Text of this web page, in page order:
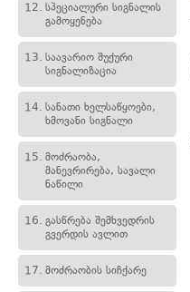
12. სპეციალური სიგნალის
გამოყენება
13. საავარიო შუქური
სიგნალიზაცია
14. სანათი ხელსაწყოები,
ხმოვანი სიგნალი
15. მოძრაობა,
მანევრირება, სავალი
ნაწილი
16. გასწრება შემხვედრის
გვერდის ავლით
17. მოძრაობის სიჩქარე